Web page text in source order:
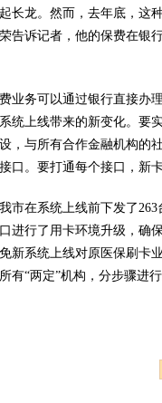
长龙。然而，去年底，这
告诉记者，他的保费在银
务可以通过银行直接办理
统上线带来的新变化。要
，与所有合作金融机构的
口。要打通每个接口，新
在系统上线前下发了263
进行了用卡环境升级，确
新系统上线对原医保刷卡
所有“两定”机构，分步骤